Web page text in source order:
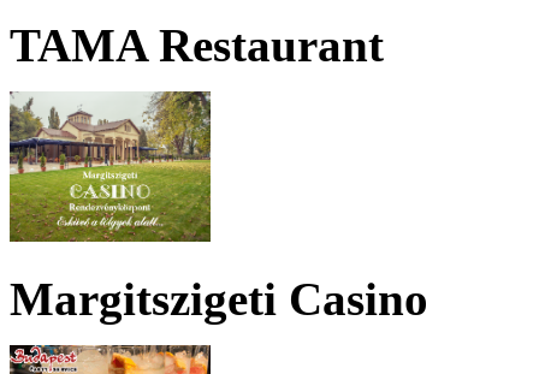
TAMA Restaurant
Margitszigeti Casino